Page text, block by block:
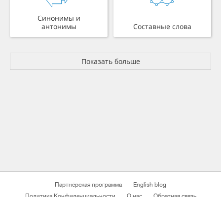
Синонимы и
антонимы
Составные слова
Показать больше
Партнёрская программа
English blog